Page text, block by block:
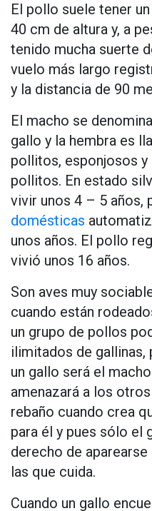
El pollo suele tener
40 cm de altura y, a
tenido mucha suerte
vuelo más largo
y la distancia de 90
El macho se
gallo y la hembra es
pollitos, esponjosos
pollitos. En estado
vivir unos 4 – 5 años,
domésticas
unos años. El pollo
vivió unos 16 años.
Son aves muy
cuando están
un grupo de pollos
ilimitados de
un gallo será el
amenazará a los
rebaño cuando crea
para él y pues sólo el
derecho de
las que cuida.
Cuando un gallo